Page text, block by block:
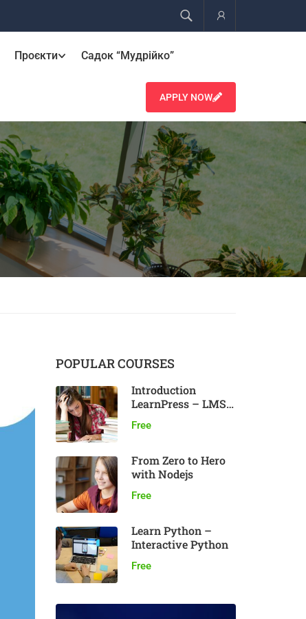
Проєкти Садок “Мудрійко”
APPLY NOW
POPULAR COURSES
Introduction
LearnPress – LMS
Free
From Zero to Hero
with Nodejs
Free
Learn Python –
Interactive Python
Free